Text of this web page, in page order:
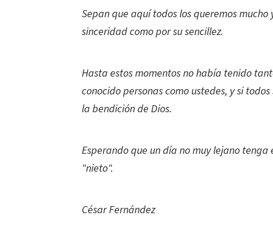
Sepan que aquí todos los queremos
sinceridad como por su sencillez.
Hasta estos momentos no había tenido
conocido personas como ustedes, y si
la bendición de Dios.
Esperando que un día no muy lejano
"nieto".
César Fernández